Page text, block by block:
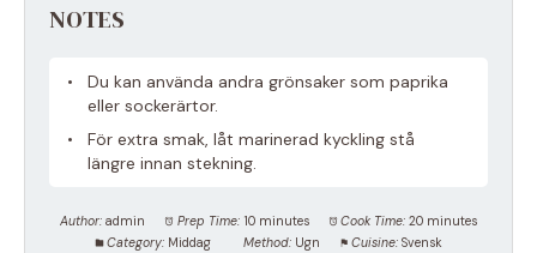
NOTES
Du kan använda andra grönsaker som paprika
eller sockerärtor.
För extra smak, låt marinerad kyckling stå
längre innan stekning.
Author: admin Prep Time: 10 minutes Cook Time: 20 minutes
Category: Middag Method: Ugn Cuisine: Svensk